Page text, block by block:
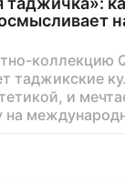
коллекцию
таджикские
и